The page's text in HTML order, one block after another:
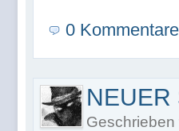
0 Kommentare
NEUER
Geschrieben